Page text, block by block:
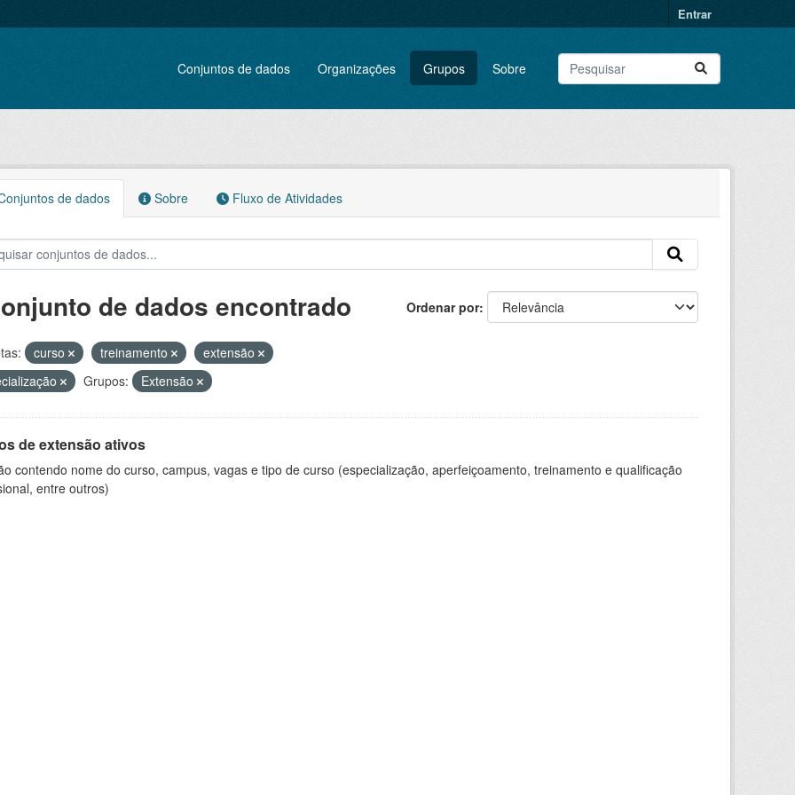
Entrar
Conjuntos de dados Organizações Grupos Sobre
de dados Sobre Fluxo de Atividades
Ordenar por
de dados encontrado
curso treinamento
extensão
Grupos: Extensão
de extensão ativos
contendo nome do curso, campus, vagas e tipo de curso (especialização, aperfeiçoamento, treinamento e qualificação
entre outros)